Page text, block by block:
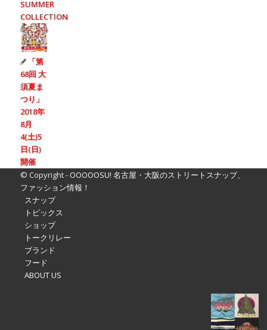
SUMMER
COLLECTION
「第
68回 大
須夏ま
つり」
2018年
8月
4(土)5
日(日)
開催
© Copyright - OOOOOSU! 名古屋・大阪のストリートスナップ、
ファッション情報！
スナップ
トピックス
ショップ
トークリレー
ブランド
フード
ABOUT US